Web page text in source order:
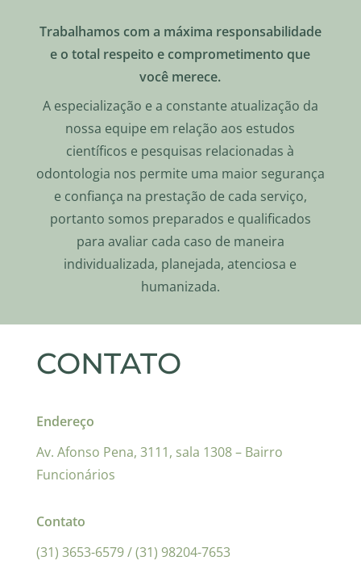
Trabalhamos com a máxima responsabilidade
e o total respeito e comprometimento que
você merece.
A especialização e a constante atualização da
nossa equipe em relação aos estudos
científicos e pesquisas relacionadas à
odontologia nos permite uma maior segurança
e confiança na prestação de cada serviço,
portanto somos preparados e qualificados
para avaliar cada caso de maneira
individualizada, planejada, atenciosa e
humanizada.
CONTATO
Endereço
Av. Afonso Pena, 3111, sala 1308 – Bairro
Funcionários
Contato
(31) 3653-6579 / (31) 98204-7653